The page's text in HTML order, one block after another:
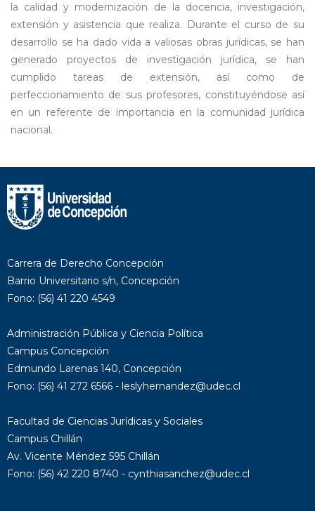
la calidad y modernización de la docencia, investigación,
extensión y asistencia que realiza. Durante el curso de su
desarrollo se ha dado vida a valiosas obras jurídicas, se han
generado proyectos de investigación jurídica, se han
cumplido tareas de extensión, así como de
perfeccionamiento de sus profesores, constituyéndose así
en un referente de importancia en la comunidad jurídica
nacional.
Carrera de Derecho Concepción
Barrio Universitario s/n, Concepción
Fono: (56) 41 220 4549
Administración Pública y Ciencia Política
Campus Concepción
Edmundo Larenas 140, Concepción
Fono: (56) 41 272 6566 - leslyhernandez@udec.cl
Facultad de Ciencias Jurídicas y Sociales
Campus Chillán
Av. Vicente Méndez 595 Chillán
Fono: (56) 42 220 8740 - cynthiasanchez@udec.cl